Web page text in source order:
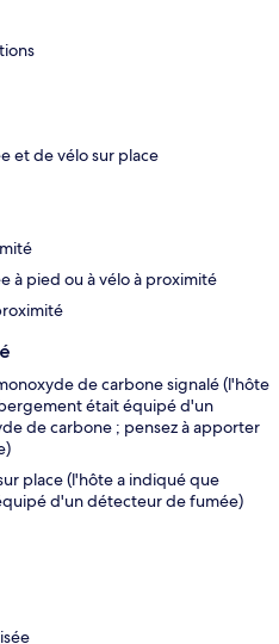
et de vélo sur place
à pied ou à vélo à proximité
de carbone signalé (l'hôte
était équipé d'un
de carbone ; pensez à apporter
place (l'hôte a indiqué que
d'un détecteur de fumée)